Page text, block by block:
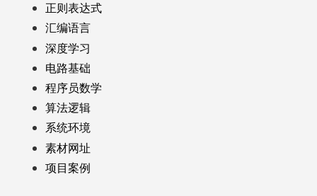
正则表达式
汇编语言
深度学习
电路基础
程序员数学
算法逻辑
系统环境
素材网址
项目案例